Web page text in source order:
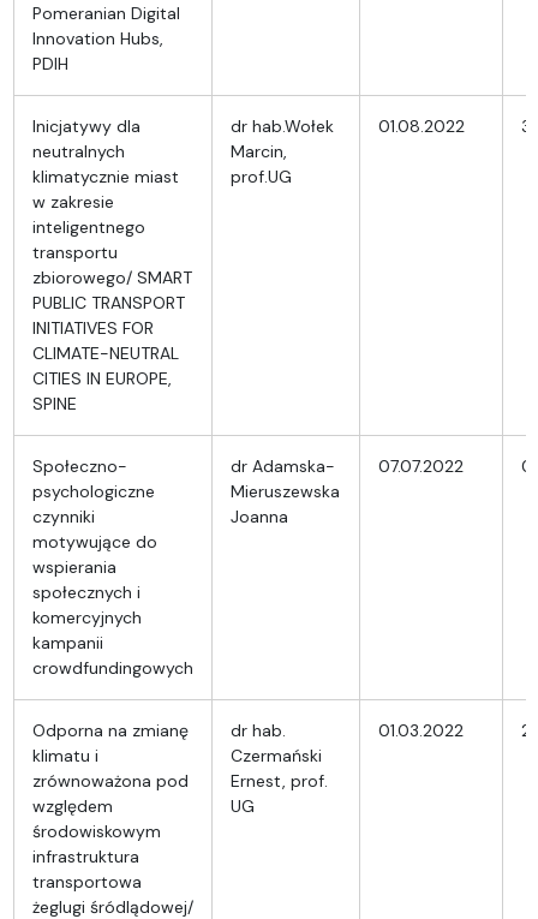
Pomeranian Digital
Innovation Hubs,
PDIH
Inicjatywy dla
neutralnych
klimatycznie miast
w zakresie
inteligentnego
transportu
zbiorowego/ SMART
PUBLIC TRANSPORT
INITIATIVES FOR
CLIMATE-NEUTRAL
CITIES IN EUROPE,
SPINE
dr hab.Wołek
Marcin,
prof.UG
01.08.2022
Społeczno-
psychologiczne
czynniki
motywujące do
wspierania
społecznych i
komercyjnych
kampanii
crowdfundingowych
dr Adamska-
Mieruszewska
Joanna
07.07.2022
Odporna na zmianę
klimatu i
zrównoważona pod
względem
środowiskowym
infrastruktura
transportowa
żeglugi śródlądowej/
dr hab.
Czermański
Ernest, prof.
UG
01.03.2022